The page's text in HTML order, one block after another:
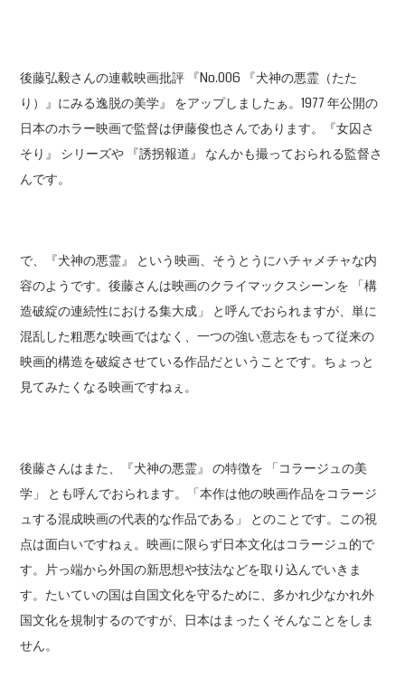
後藤弘毅さんの連載映画批評 『No.006 『犬神の悪霊（たた
り）』にみる逸脱の美学』 をアップしましたぁ。1977 年公開の
日本のホラー映画で監督は伊藤俊也さんであります。『女囚さ
そり』 シリーズや 『誘拐報道』 なんかも撮っておられる監督さ
んです。
で、『犬神の悪霊』 という映画、そうとうにハチャメチャな内
容のようです。後藤さんは映画のクライマックスシーンを 「構
造破綻の連続性における集大成」 と呼んでおられますが、単に
混乱した粗悪な映画ではなく、一つの強い意志をもって従来の
映画的構造を破綻させている作品だということです。ちょっと
見てみたくなる映画ですねぇ。
後藤さんはまた、『犬神の悪霊』 の特徴を 「コラージュの美
学」 とも呼んでおられます。「本作は他の映画作品をコラージ
ュする混成映画の代表的な作品である」 とのことです。この視
点は面白いですねぇ。映画に限らず日本文化はコラージュ的で
す。片っ端から外国の新思想や技法などを取り込んでいきま
す。たいていの国は自国文化を守るために、多かれ少なかれ外
国文化を規制するのですが、日本はまったくそんなことをしま
せん。